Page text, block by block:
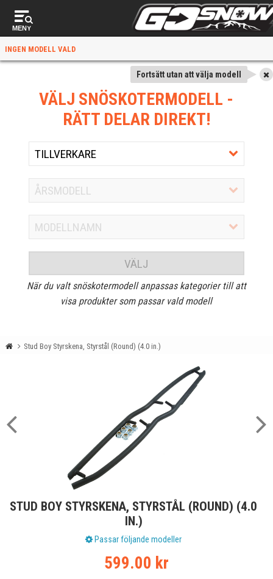
MENY
INGEN MODELL VALD
Fortsätt utan att välja modell
VÄLJ SNÖSKOTERMODELL -
RÄTT DELAR DIREKT!
VÄLJ
När du valt snöskotermodell anpassas kategorier till att
visa produkter som passar vald modell
Stud Boy Styrskena, Styrstål (Round) (4.0 in.)
STUD BOY STYRSKENA, STYRSTÅL (ROUND) (4.0
IN.)
Passar följande modeller
599.00 kr